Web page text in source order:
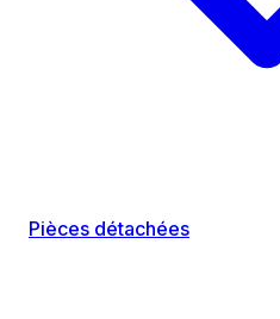
Pièces détachées